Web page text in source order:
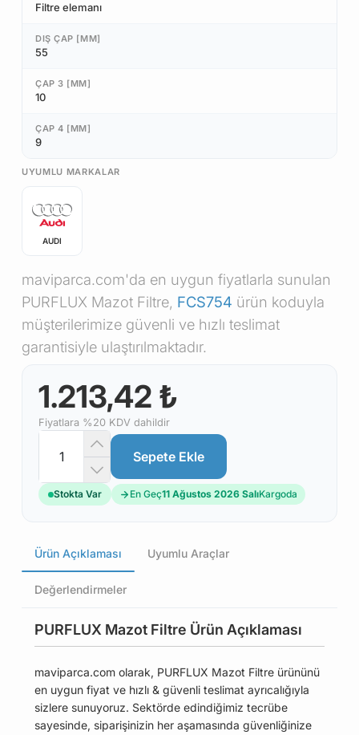
Filtre elemanı
DIŞ ÇAP [MM]
55
ÇAP 3 [MM]
10
ÇAP 4 [MM]
9
UYUMLU MARKALAR
AUDI
maviparca.com'da en uygun fiyatlarla sunulan
PURFLUX Mazot Filtre, FCS754 ürün koduyla
müşterilerimize güvenli ve hızlı teslimat
garantisiyle ulaştırılmaktadır.
1.213,42 ₺
Fiyatlara %20 KDV dahildir
Sepete Ekle
Stokta Var En Geç11 Ağustos 2026 SalıKargoda
Ürün Açıklaması Uyumlu Araçlar
Değerlendirmeler
PURFLUX Mazot Filtre Ürün Açıklaması
maviparca.com olarak, PURFLUX Mazot Filtre ürününü
en uygun fiyat ve hızlı & güvenli teslimat ayrıcalığıyla
sizlere sunuyoruz. Sektörde edindiğimiz tecrübe
sayesinde, siparişinizin her aşamasında güvenliğinize